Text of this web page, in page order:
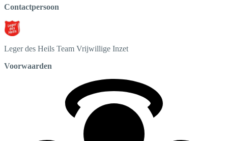
Contactpersoon
Leger des Heils Team Vrijwillige Inzet
Voorwaarden